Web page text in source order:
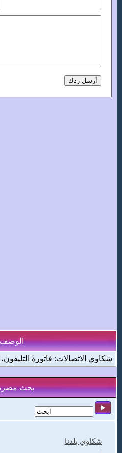
الوصف
شكاوي الاتصالات: فاتورة التليفون،
بحث
شكاوي بلدنا